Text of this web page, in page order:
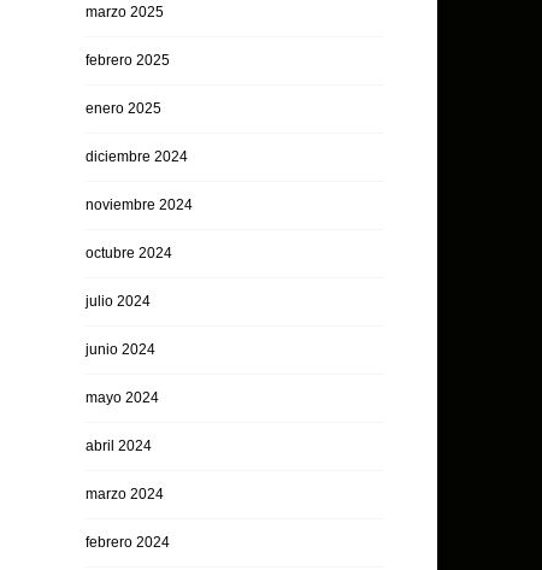
marzo 2025
febrero 2025
enero 2025
diciembre 2024
noviembre 2024
octubre 2024
julio 2024
junio 2024
mayo 2024
abril 2024
marzo 2024
febrero 2024